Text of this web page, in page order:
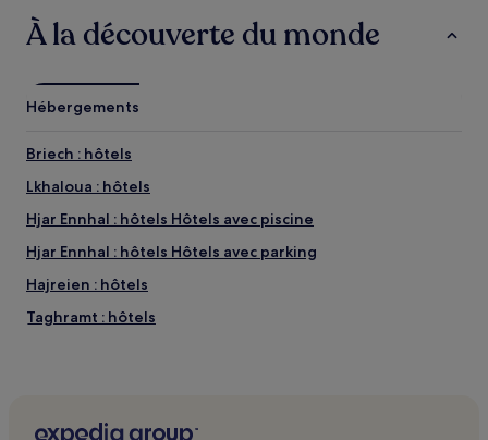
À la découverte du monde
Hébergements
Briech : hôtels
Lkhaloua : hôtels
Hjar Ennhal : hôtels Hôtels avec piscine
Hjar Ennhal : hôtels Hôtels avec parking
Hajreien : hôtels
Taghramt : hôtels